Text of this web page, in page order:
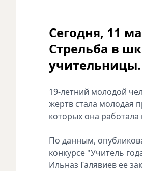
Сегодня, 11
Стрельба в
учительницы.
19-летний молодой
жертв стала молодая
которых она работала
По данным,
конкурсе "Учитель
Ильназ Галявиев ее